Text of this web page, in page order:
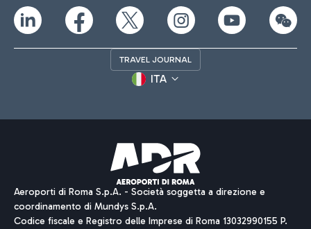
TRAVEL JOURNAL
ITA
Aeroporti di Roma S.p.A. - Società soggetta a direzione e
coordinamento di Mundys S.p.A.
Codice fiscale e Registro delle Imprese di Roma 13032990155 P.